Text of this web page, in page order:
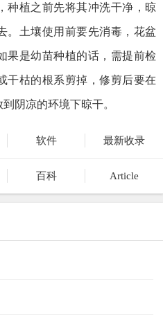
种植之前先将其冲洗干净，晾
。土壤使用前要先消毒，花盆
果是幼苗种植的话，需提前检
干枯的根系剪掉，修剪后要在
阴凉的环境下晾干。
软件 最新收录
百科 Article